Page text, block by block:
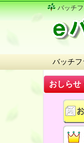
バッチ
バッチ
おしらせ